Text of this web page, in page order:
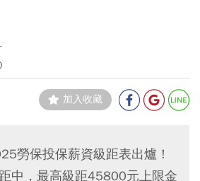
加入收藏
勞保投保薪資級距表出爐！
中，最高級距45800元上限金